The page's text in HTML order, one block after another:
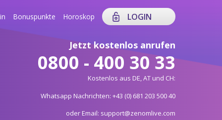
Bonuspunkte Horoskop LOGIN
Jetzt kostenlos anrufen
0800 - 400 30 33
Kostenlos aus DE, AT und CH:
Whatsapp Nachrichten: +43 (0) 681 203 500 40
oder Email: support@zenomlive.com